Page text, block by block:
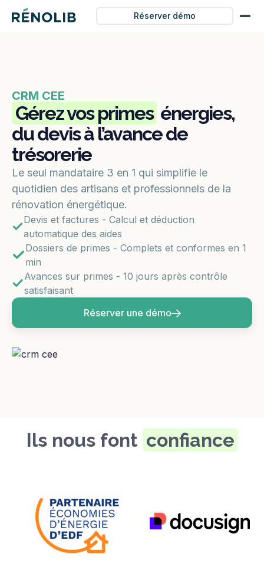
Réserver démo
CRM CEE
Gérez vos primes énergies,
du devis à l’avance de
trésorerie
Le seul mandataire 3 en 1 qui simplifie le
quotidien des artisans et professionnels de la
rénovation énergétique.
Devis et factures - Calcul et déduction
automatique des aides
Dossiers de primes - Complets et conformes en 1
min
Avances sur primes - 10 jours après contrôle
satisfaisant
Réserver une démo
Ils nous font confiance